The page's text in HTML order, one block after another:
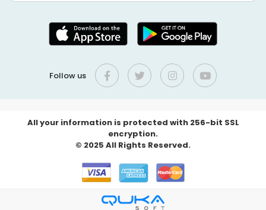
Follow us
All your information is protected with 256-bit SSL
encryption.
© 2025 All Rights Reserved.